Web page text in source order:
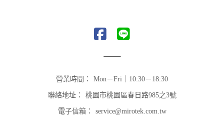
營業時間： Mon－Fri｜10:30－18:30
聯絡地址： 桃園市桃園區春日路985之3號
電子信箱： service@mirotek.com.tw